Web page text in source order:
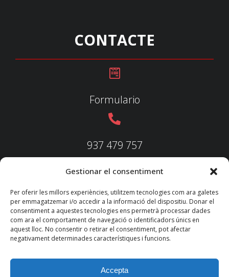
Gestionar el consentiment
Per oferir les millors experiències, utilitzem tecnologies com ara galetes
per emmagatzemar i/o accedir a la informació del dispositiu. Donar el
consentiment a aquestes tecnologies ens permetrà processar dades
com ara el comportament de navegació o identificadors únics en
aquest lloc. No consentir o retirar el consentiment, pot afectar
negativament determinades característiques i funcions.
Accepta
CONTACTE
Formulario
937 479 757
937 479 758
federacio@fedecatjudo.cat